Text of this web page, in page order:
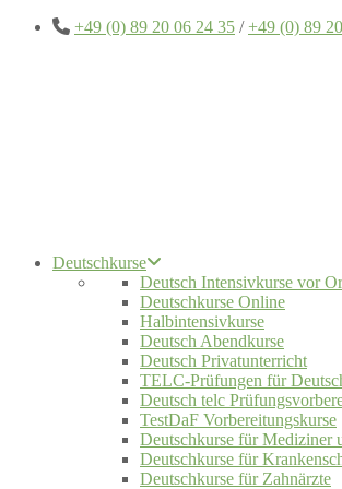
+49 (0) 89 20 06 24 35 /+49 (0) 89
Deutschkurse
Deutsch Intensivkurse vor
Deutschkurse Online
Halbintensivkurse
Deutsch Abendkurse
Deutsch Privatunterricht
TELC-Prüfungen für
Deutsch telc
TestDaF Vorbereitungskurse
Deutschkurse für Mediziner
Deutschkurse für
Deutschkurse für Zahnärzte